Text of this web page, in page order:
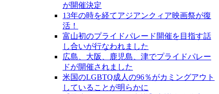
が開催決定
13年の時を経てアジアンクィア映画祭が復
活！
富山初のプライドパレード開催を目指す話
し合いが行なわれました
広島、大阪、鹿児島、津でプライドパレー
ドが開催されました
米国のLGBTQ成人の96％がカミングアウト
していることが明らかに